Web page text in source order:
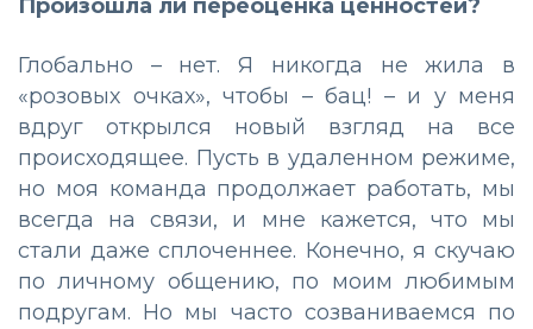
Произошла ли переоценка ценностей?
Глобально – нет. Я никогда не жила в
«розовых очках», чтобы – бац! – и у меня
вдруг открылся новый взгляд на все
происходящее. Пусть в удаленном режиме,
но моя команда продолжает работать, мы
всегда на связи, и мне кажется, что мы
стали даже сплоченнее. Конечно, я скучаю
по личному общению, по моим любимым
подругам. Но мы часто созваниваемся по